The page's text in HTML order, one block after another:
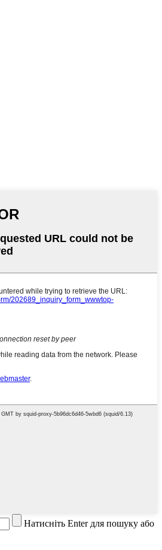
Натисніть Enter для пошуку або